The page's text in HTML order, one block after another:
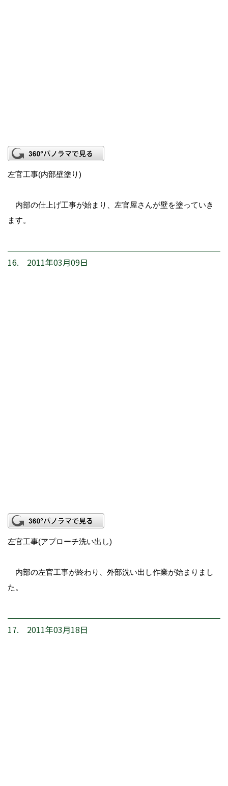
左官工事(内部壁塗り)
内部の仕上げ工事が始まり、左官屋さんが壁を塗っていき
ます。
16. 2011年03月09日
左官工事(アプローチ洗い出し)
内部の左官工事が終わり、外部洗い出し作業が始まりまし
た。
17. 2011年03月18日